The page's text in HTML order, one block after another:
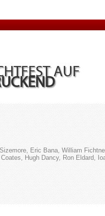
AUF
Eric Bana, William
Hugh Dancy, Ron Eldard,